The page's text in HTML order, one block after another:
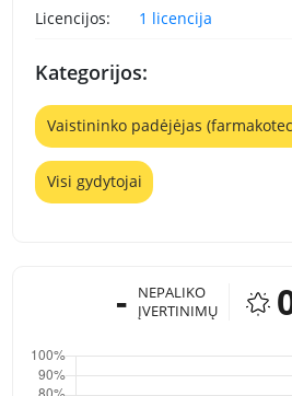
Licencijos: 1 licencija
Kategorijos:
Vaistininko padėjėjas
Visi gydytojai
-
NEPALIKO
ĮVERTINIMŲ
0